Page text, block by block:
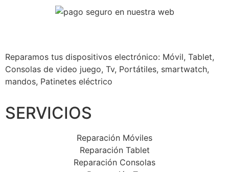
Reparamos tus dispositivos electrónico: Móvil, Tablet,
Consolas de video juego, Tv, Portátiles, smartwatch,
mandos, Patinetes eléctrico
SERVICIOS
Reparación Móviles
Reparación Tablet
Reparación Consolas